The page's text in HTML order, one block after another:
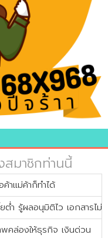
มาชิกท่านนี้
าแม่ค้าก็ทำได้
ต่ำ รู้ผลอนุมิติไว เอกสารไ
คล่องให้ธุรกิจ เงินด่วน